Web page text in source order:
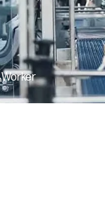
Worker